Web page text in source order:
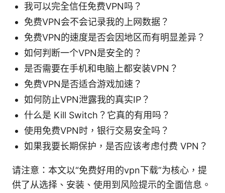
我可以完全信任免费VPN吗？
免费VPN会不会记录我的上网数据？
免费VPN的速度是否会因地区而有明显差异？
如何判断一个VPN是安全的？
是否需要在手机和电脑上都安装VPN？
免费VPN是否适合游戏加速？
如何防止VPN泄露我的真实IP？
什么是 Kill Switch？它真的有用吗？
使用免费VPN时，银行交易安全吗？
如果我要长期保护，是否应该考虑付费 VPN？
请注意：本文以“免费好用的vpn下载”为核心，提
供了从选择、安装、使用到风险提示的全面信息。